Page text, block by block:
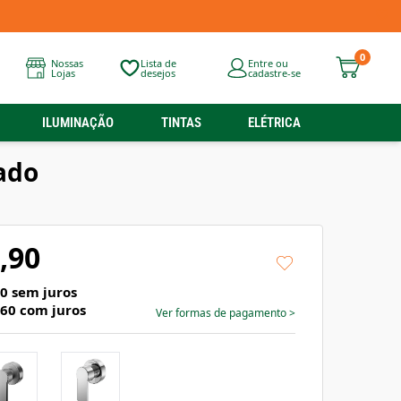
Nossas
Lojas
Lista de
desejos
Entre ou
cadastre-se
0
ILUMINAÇÃO TINTAS ELÉTRICA
sem juros
com juros Ver formas de pagamento>